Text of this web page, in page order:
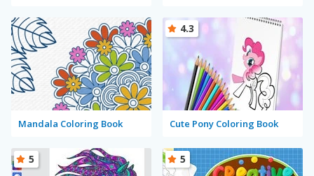
Mandala Coloring Book Cute Pony Coloring Book
4.3
5 5